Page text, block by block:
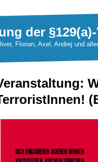
der
Florian, Axel, Andrej und